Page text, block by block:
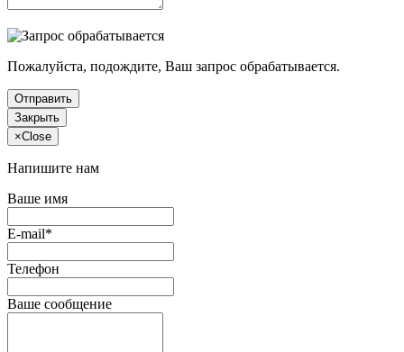
Пожалуйста, подождите, Ваш запрос обрабатывается.
Отправить
Закрыть
×Close
Напишите нам
Ваше имя
E-mail*
Телефон
Ваше сообщение